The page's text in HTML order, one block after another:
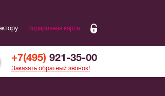
Подарочная карта
+7(495) 921-35-00
Заказать обратный звонок!